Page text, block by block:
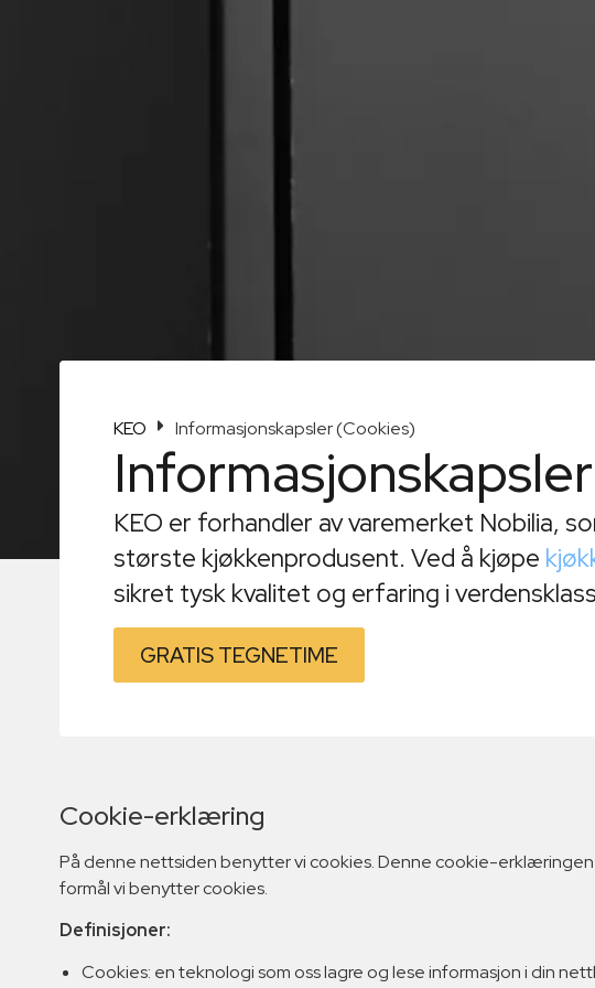
KEO Informasjonskapsler (Cookies)
KEO er forhandler av varemerket Nobilia,
største kjøkkenprodusent. Ved å kjøpe
sikret tysk kvalitet og erfaring i
GRATIS TEGNETIME
Cookie-erklæring
På denne nettsiden benytter vi cookies. Denne cookie-erklæringen
formål vi benytter cookies.
Definisjoner:
Cookies: en teknologi som oss lagre og lese informasjon i din